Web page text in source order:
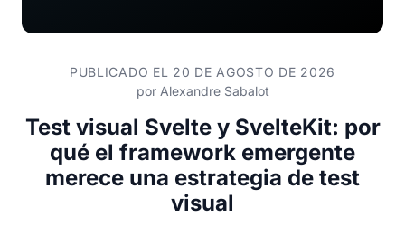
PUBLICADO EL 20 DE AGOSTO DE 2026
por Alexandre Sabalot
Test visual Svelte y SvelteKit: por
qué el framework emergente
merece una estrategia de test
visual